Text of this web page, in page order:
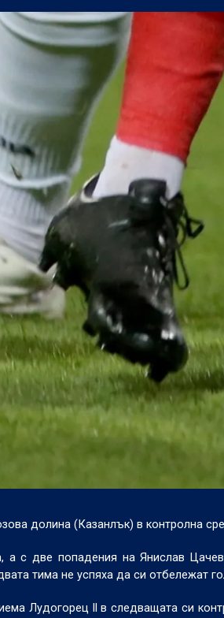
долина (Казанлък) в контролна
а с две попадения на Янислав
тима не успяха да си отбележат
Лудогорец ll в следващата си